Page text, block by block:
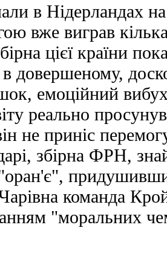
в Нідерландах на
вже виграв
цієї країни
в довершеному,
емоційний
реально
не приніс
збірна ФРН,
команда
"моральних